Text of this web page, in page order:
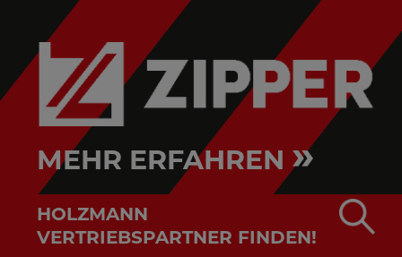
MEHR ERFAHREN »
HOLZMANN
VERTRIEBSPARTNER FINDEN!